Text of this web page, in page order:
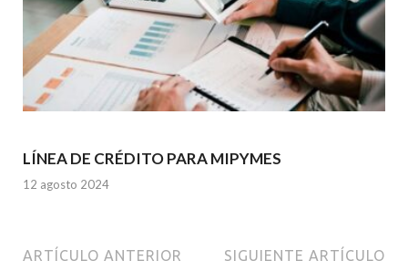
LÍNEA DE CRÉDITO PARA MIPYMES
12 agosto 2024
ARTÍCULO ANTERIOR SIGUIENTE ARTÍCULO